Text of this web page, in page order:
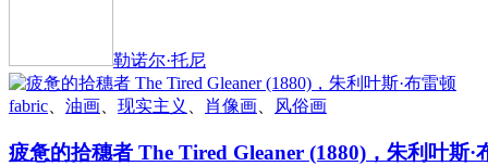
勒诺尔·托尼
fabric 油画 现实主义 肖像画 风俗画
疲惫的拾穗者 The Tired Gleaner (1880)，朱利叶斯·